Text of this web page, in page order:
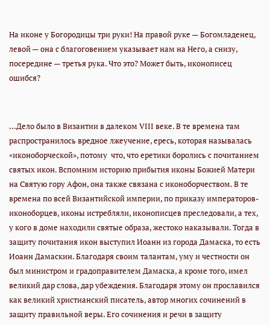
На иконе у Богородицы три руки! На правой руке — Богомладенец,
левой — она с благоговением указывает нам на Него, а снизу,
посередине — третья рука. Что это? Может быть, иконописец
ошибся?
...Дело было в Византии в далеком VIII веке. В те времена там
распространилось вредное лжеучение, ересь, которая называлась
«иконоборческой», потому что, что еретики боролись с почитанием
святых икон. Вспомним историю прибытия иконы Божией Матери
на Святую гору Афон, она также связана с иконоборчеством. В те
времена по всей Византийской империи, по приказу императоров-
иконоборцев, иконы истребляли, иконописцев преследовали, а тех,
у кого в доме находили святые образа, жестоко наказывали. Тогда в
защиту почитания икон выступил Иоанн из города Дамаска, то есть
Иоанн Дамаскин. Благодаря своим талантам, уму и честности он
был министром и градоправителем Дамаска, а кроме того, имел
великий дар слова, дар убеждения. Благодаря этому он прославился
как великий христианский писатель, автор многих сочинений в
защиту правильной веры. Его сочинения и речи в защиту